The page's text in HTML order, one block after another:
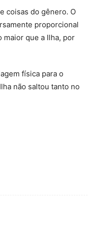
coisas do gênero. O
proporcional
maior que a Ilha, por
física para o
não saltou tanto no